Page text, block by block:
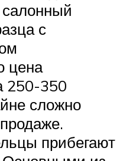
салонный
с
цена
250-350
сложно
прибегают